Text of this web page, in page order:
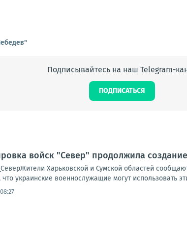
Подписывайтесь на наш Telegram-
ПОДПИСАТЬСЯ
войск "Север" продолжила
Харьковской и Сумской областей
что украинские военнослужащие могут использовать